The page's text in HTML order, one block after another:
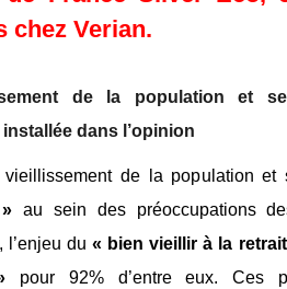
chez Verian.
de la population et
dans l’opinion
vieillissement de la population
au sein des préoccupations
l’enjeu du« bien vieillir à la
pour 92% d’entre eux. Ces